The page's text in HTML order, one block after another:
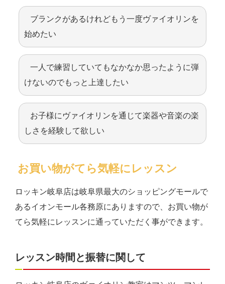
ブランクがあるけれどもう一度ヴァイオリンを
始めたい
一人で練習していてもなかなか思ったように弾
けないのでもっと上達したい
お子様にヴァイオリンを通じて楽器や音楽の楽
しさを経験して欲しい
お買い物がてら気軽にレッスン
ロッキン岐阜店は岐阜県最大のショッピングモールで
あるイオンモール各務原にありますので、お買い物が
てら気軽にレッスンに通っていただく事ができます。
レッスン時間と振替に関して